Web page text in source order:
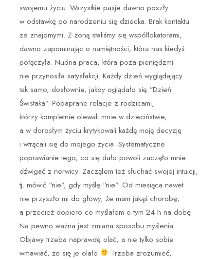
swojemu życiu. Wszystkie pasje dawno poszły
w odstawkę po narodzeniu się dziecka. Brak kontaktu
ze znajomymi. Z żoną staliśmy się współlokatorami,
dawno zapominając o namiętności, która nas kiedyś
połączyła. Nudna praca, która poza pieniędzmi
nie przynosiła satysfakcji. Każdy dzień wyglądający
tak samo, dosłownie, jakby oglądało się “Dzień
Świstaka”. Popaprane relacje z rodzicami,
którzy kompletnie olewali mnie w dzieciństwie,
a w dorosłym życiu krytykowali każdą moją decyzję
i wtrącali się do mojego życia. Systematyczne
poprawianie tego, co się dało powoli zaczęło mnie
dźwigać z nerwicy. Zacząłem też słuchać swojej intuicji,
tj. mówić “nie”, gdy myślę “nie”. Od miesiąca nawet
nie przyszło mi do głowy, że mam jakąś chorobę,
a przecież dopiero co myślałem o tym 24 h na dobę.
Na pewno ważna jest zmiana sposobu myślenia.
Objawy trzeba naprawdę olać, a nie tylko sobie
wmawiać, że się je olało
Trzeba zrozumieć,